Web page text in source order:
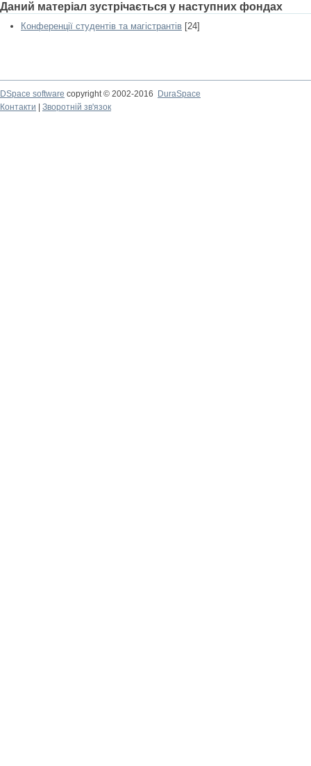
Даний матеріал зустрічається у наступних фондах
Конференції студентів та магістрантів [24]
DSpace software copyright © 2002-2016
DuraSpace
Контакти
Зворотній зв'язок